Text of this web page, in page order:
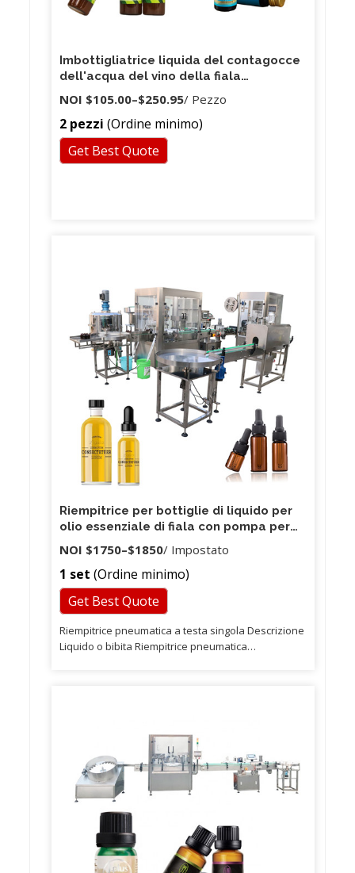
Imbottigliatrice liquida del contagocce
dell'acqua del vino della fiala
dell'alcool del profumo di vendita calda
NOI $105.00–$250.95/ Pezzo
2 pezzi (Ordine minimo)
Get Best Quote
Riempitrice per bottiglie di liquido per
olio essenziale di fiala con pompa per
ingranaggi di controllo digitale manuale
da tavolo TODF-100
NOI $1750–$1850/ Impostato
1 set (Ordine minimo)
Get Best Quote
Riempitrice pneumatica a testa singola Descrizione
Liquido o bibita Riempitrice pneumatica
) · Velocità approssimativa 20-40 pezzi / min (a
seconda della velocità dell'operatore, della densità
del prodotto, della lunghezza di trafilatura, della
velocità di riempimento, tra gli altri) · Tutte le parti a
contatto con il prodotto sono per uso alimentare
(SS 304/316) · Costruzione in acciaio inossidabile ·
Design robusto del sistema con valvola rotante ·
Funzionamento pneumatico · Sistema di O-ring in
gel di silice (orso con camma 200 gradi Celsius) ·